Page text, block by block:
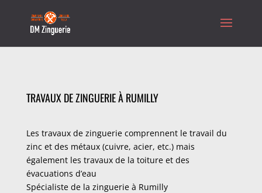
TRAVAUX DE ZINGUERIE À RUMILLY
Les travaux de zinguerie comprennent le travail du
zinc et des métaux (cuivre, acier, etc.) mais
également les travaux de la toiture et des
évacuations d’eau
Spécialiste de la zinguerie à Rumilly